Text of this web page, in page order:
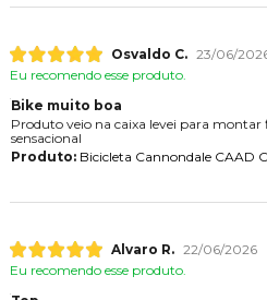
Osvaldo C. 23/06/
Eu recomendo esse produto.
Bike muito boa
Produto veio na caixa levei para montar
sensacional
Produto:Bicicleta Cannondale CAAD
Alvaro R. 22/06/2026
Eu recomendo esse produto.